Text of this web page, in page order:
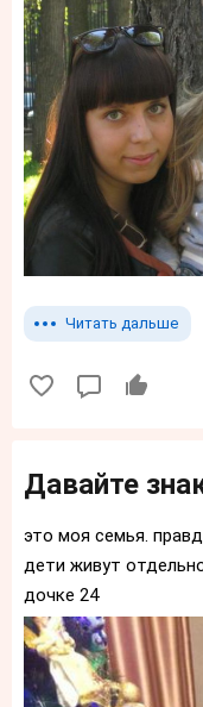
Читать дальше
Давайте
это моя семья.
дети живут
дочке 24